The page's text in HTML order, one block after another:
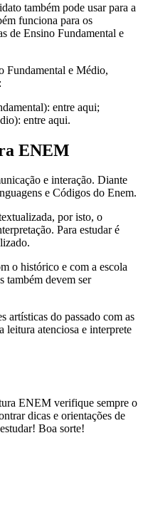
também pode usar para a
funciona para os
de Ensino Fundamental e
Fundamental e Médio,
entre aqui;
entre aqui.
ENEM
e interação. Diante
e Códigos do Enem.
por isto, o
Para estudar é
o histórico e com a escola
também devem ser
artísticas do passado com as
leitura atenciosa e interprete
ENEM verifique sempre o
dicas e orientações de
Boa sorte!